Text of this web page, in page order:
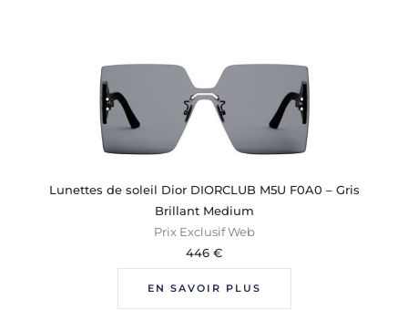
Lunettes de soleil Dior DIORCLUB M5U F0A0 – Gris
Brillant Medium
Prix Exclusif Web
446 €
EN SAVOIR PLUS